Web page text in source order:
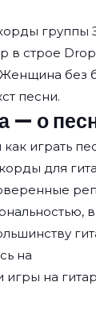
группы
в строе
без
песни.
— о
как играть
для
на
игры на